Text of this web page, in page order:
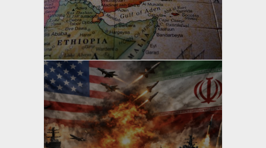
yazan
Bahri Ak
yazan
Bahri Ak